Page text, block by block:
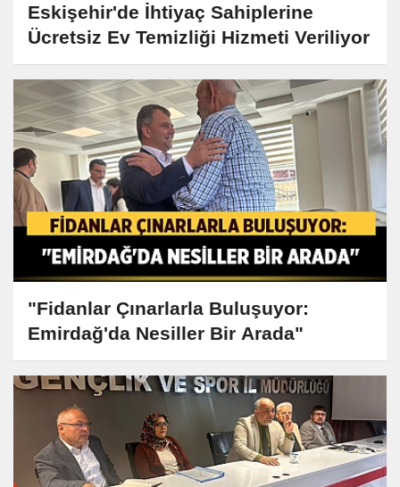
Eskişehir'de İhtiyaç Sahiplerine
Ücretsiz Ev Temizliği Hizmeti Veriliyor
"Fidanlar Çınarlarla Buluşuyor:
Emirdağ'da Nesiller Bir Arada"